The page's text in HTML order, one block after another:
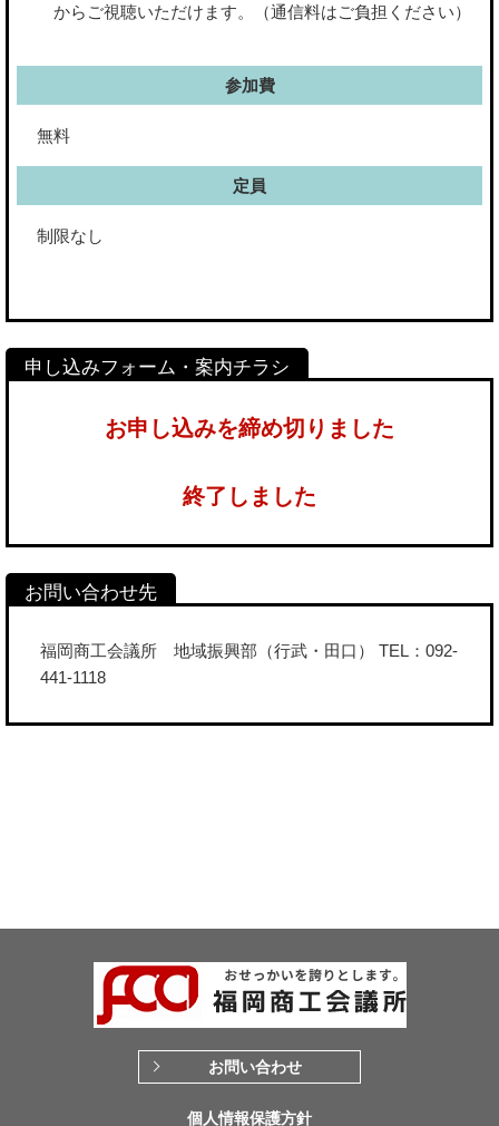
からご視聴いただけます。（通信料はご負担ください）
参加費
無料
定員
制限なし
お申し込みを締め切りました
終了しました
福岡商工会議所 地域振興部（行武・田口） TEL：092-
441-1118
お問い合わせ
個人情報保護方針